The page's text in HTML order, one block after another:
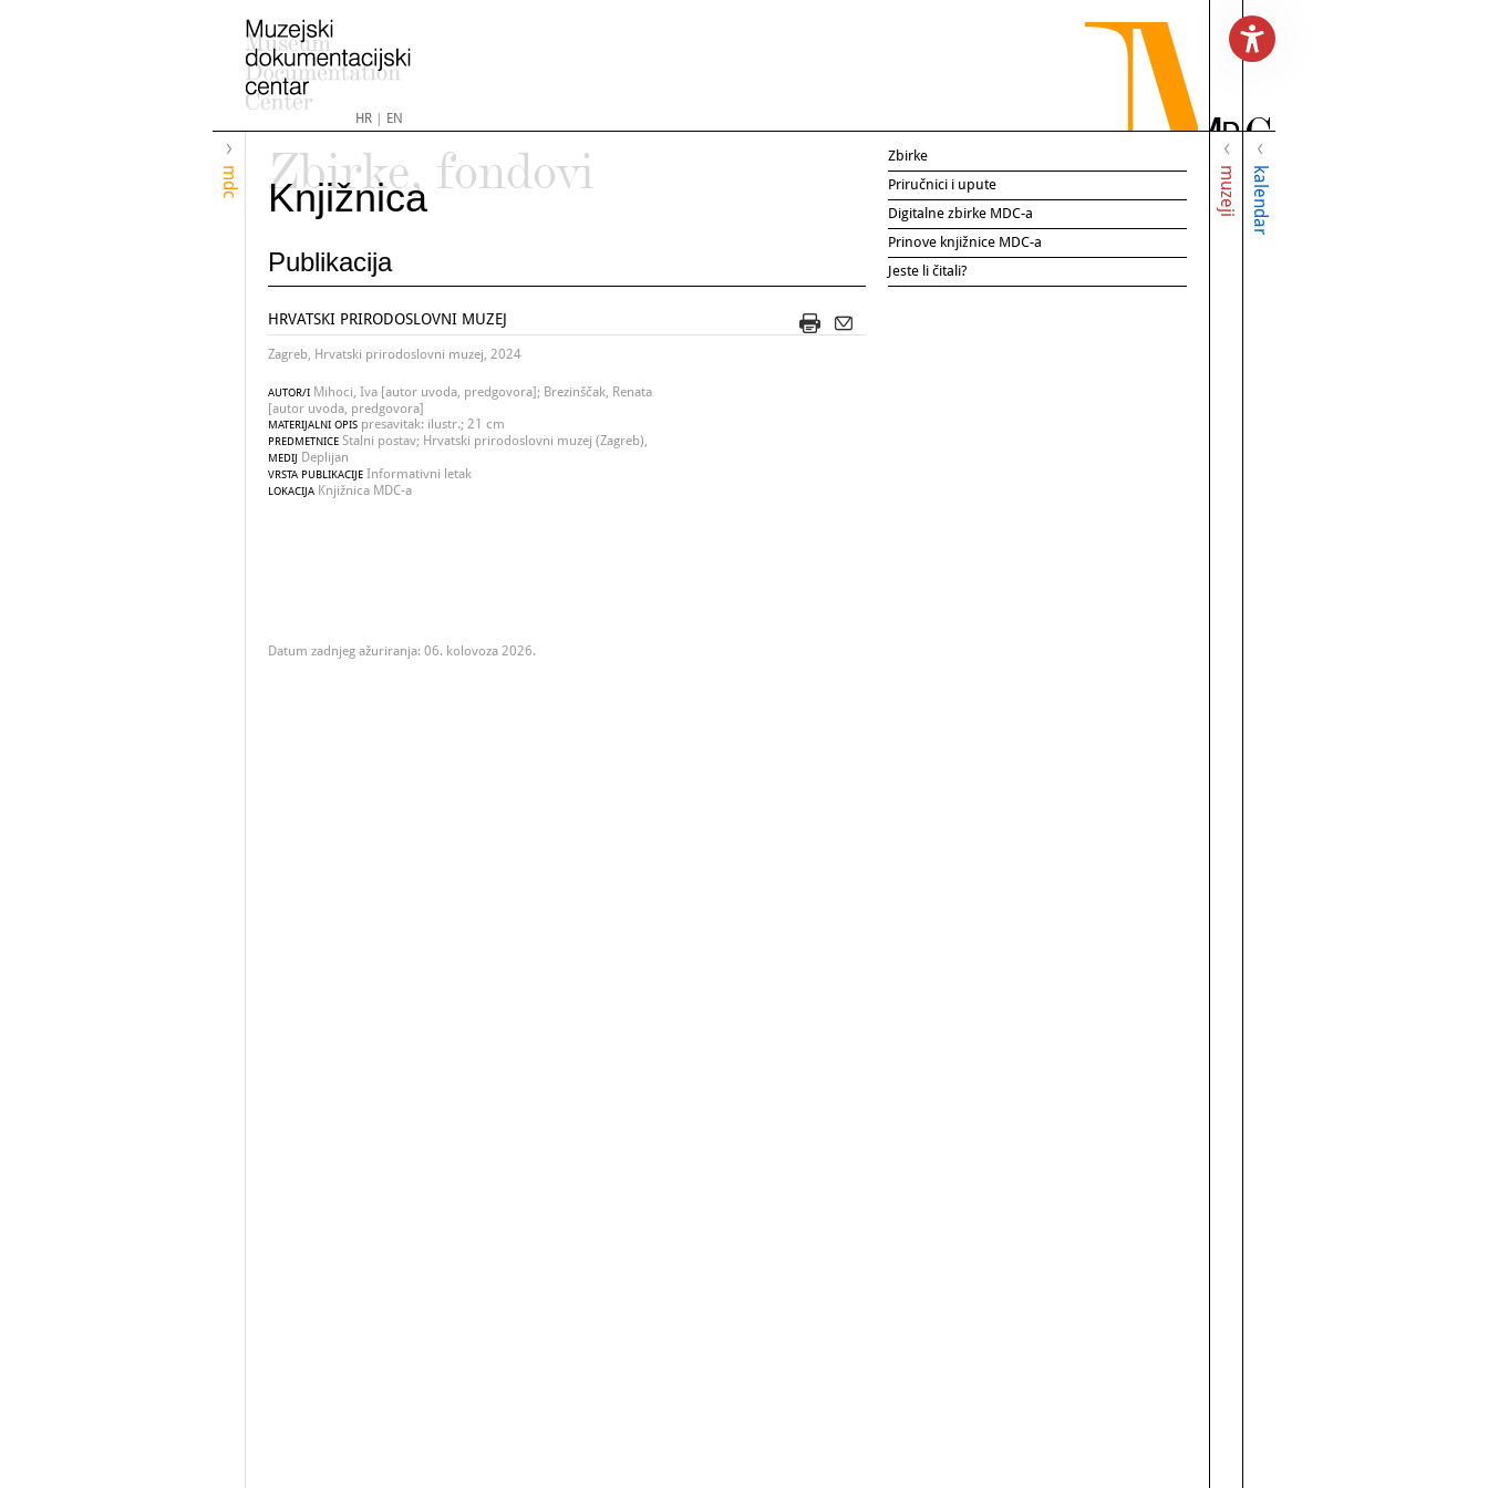
HR| EN
mdc muzeji kalendar
Zbirke, fondovi
Knjižnica
Publikacija
HRVATSKI PRIRODOSLOVNI MUZEJ
Zagreb, Hrvatski prirodoslovni muzej, 2024
AUTOR/I Mihoci, Iva [autor uvoda, predgovora]; Brezinščak, Renata
[autor uvoda, predgovora]
MATERIJALNI OPIS presavitak: ilustr.; 21 cm
PREDMETNICE Stalni postav; Hrvatski prirodoslovni muzej (Zagreb),
MEDIJ Deplijan
VRSTA PUBLIKACIJE Informativni letak
LOKACIJA Knjižnica MDC-a
Datum zadnjeg ažuriranja: 06. kolovoza 2026.
Zbirke
Priručnici i upute
Digitalne zbirke MDC-a
Prinove knjižnice MDC-a
Jeste li čitali?